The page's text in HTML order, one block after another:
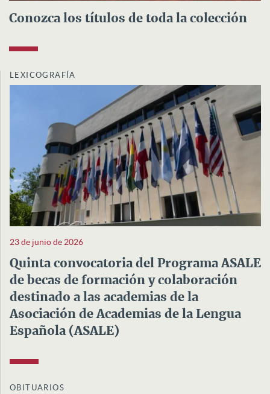
Conozca los títulos de toda la colección
LEXICOGRAFÍA
23 de junio de 2026
Quinta convocatoria del Programa ASALE
de becas de formación y colaboración
destinado a las academias de la
Asociación de Academias de la Lengua
Española (ASALE)
OBITUARIOS